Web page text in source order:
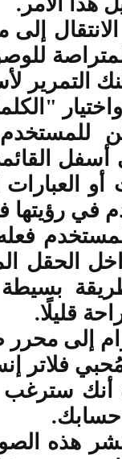
الانتقال
المتراصة
التمرير
للمستخدم
أو
رؤيتها
فعله
الحقل
قليلًا.
إلى
فلاتر
أنك
حسابك.
هذه